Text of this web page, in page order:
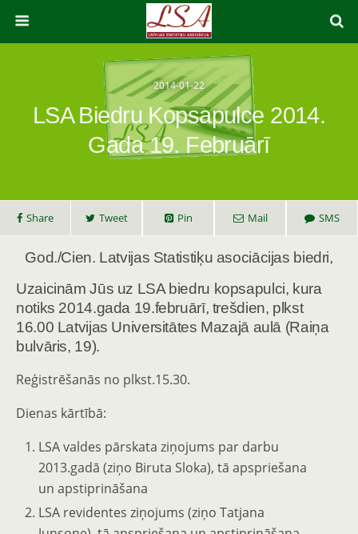
2014-01-22
LSA Biedru Kopsapulce 2014.
Gada 19. Februārī
Share Tweet Pin Mail SMS
God./Cien. Latvijas Statistiķu asociācijas biedri,
Uzaicinām Jūs uz LSA biedru kopsapulci, kura
notiks 2014.gada 19.februārī, trešdien, plkst
16.00 Latvijas Universitātes Mazajā aulā (Raiņa
bulvāris, 19).
Reģistrēšanās no plkst.15.30.
Dienas kārtībā:
LSA valdes pārskata ziņojums par darbu
2013.gadā (ziņo Biruta Sloka), tā apspriešana
un apstiprināšana
LSA revidentes ziņojums (ziņo Tatjana